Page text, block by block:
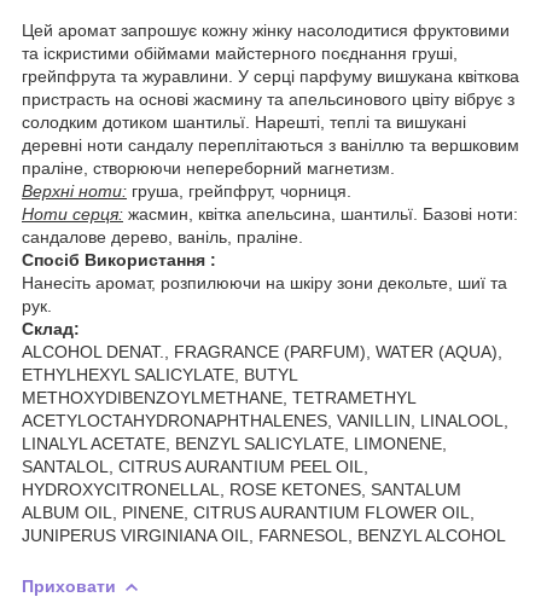
Цей аромат запрошує кожну жінку насолодитися фруктовими
та іскристими обіймами майстерного поєднання груші,
грейпфрута та журавлини. У серці парфуму вишукана квіткова
пристрасть на основі жасмину та апельсинового цвіту вібрує з
солодким дотиком шантильї. Нарешті, теплі та вишукані
деревні ноти сандалу переплітаються з ваніллю та вершковим
праліне, створюючи непереборний магнетизм.
Верхні ноти: груша, грейпфрут, чорниця.
Ноти серця: жасмин, квітка апельсина, шантильї. Базові ноти:
сандалове дерево, ваніль, праліне.
Спосіб Використання :
Нанесіть аромат, розпилюючи на шкіру зони декольте, шиї та
рук.
Склад:
ALCOHOL DENAT., FRAGRANCE (PARFUM), WATER (AQUA),
ETHYLHEXYL SALICYLATE, BUTYL
METHOXYDIBENZOYLMETHANE, TETRAMETHYL
ACETYLOCTAHYDRONAPHTHALENES, VANILLIN, LINALOOL,
LINALYL ACETATE, BENZYL SALICYLATE, LIMONENE,
SANTALOL, CITRUS AURANTIUM PEEL OIL,
HYDROXYCITRONELLAL, ROSE KETONES, SANTALUM
ALBUM OIL, PINENE, CITRUS AURANTIUM FLOWER OIL,
JUNIPERUS VIRGINIANA OIL, FARNESOL, BENZYL ALCOHOL
Приховати